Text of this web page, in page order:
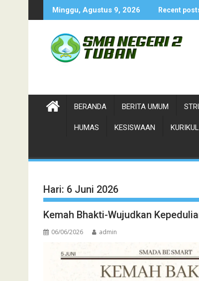
to
Minggu, Agustus 9, 2026 Recent
Siswa siswi SMADA Terpilih Tim
BERANDA BERITA UMUM
HUMAS KESISWAAN
Hari: 6 Juni 2026
Kemah Bhakti-Wujudkan
06/06/2026 admin